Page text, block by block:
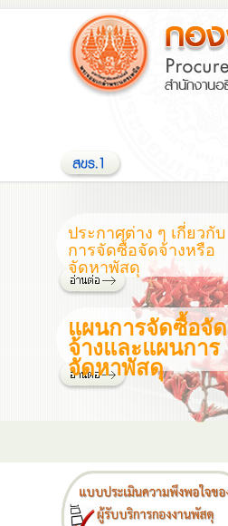
ประกาศต่าง ๆ เกี่ยวกับ
การจัดซื้อจัดจ้างหรือ
จัดหาพัสดุ
แผนการจัดซื้อจัด
จ้างและแผนการ
จัดหาพัสดุ